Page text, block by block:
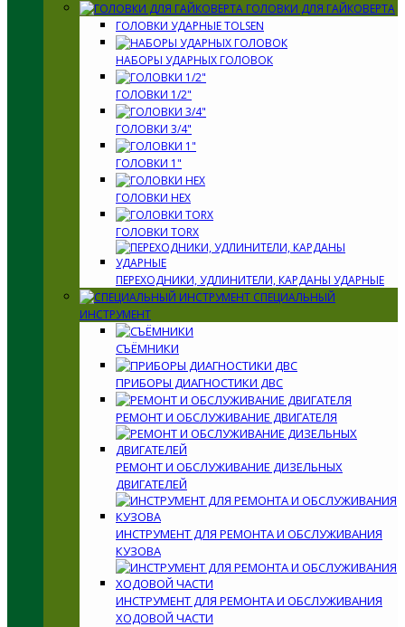
ГОЛОВКИ ДЛЯ ГАЙКОВЕРТА
ГОЛОВКИ УДАРНЫЕ TOLSEN
НАБОРЫ УДАРНЫХ ГОЛОВОК
ГОЛОВКИ 1/2"
ГОЛОВКИ 3/4"
ГОЛОВКИ 1"
ГОЛОВКИ HEX
ГОЛОВКИ TORX
ПЕРЕХОДНИКИ, УДЛИНИТЕЛИ, КАРДАНЫ УДАРНЫЕ
СПЕЦИАЛЬНЫЙ
ИНСТРУМЕНТ
СЪЁМНИКИ
ПРИБОРЫ ДИАГНОСТИКИ ДВС
РЕМОНТ И ОБСЛУЖИВАНИЕ ДВИГАТЕЛЯ
РЕМОНТ И ОБСЛУЖИВАНИЕ ДИЗЕЛЬНЫХ
ДВИГАТЕЛЕЙ
ИНСТРУМЕНТ ДЛЯ РЕМОНТА И ОБСЛУЖИВАНИЯ
КУЗОВА
ИНСТРУМЕНТ ДЛЯ РЕМОНТА И ОБСЛУЖИВАНИЯ
ХОДОВОЙ ЧАСТИ